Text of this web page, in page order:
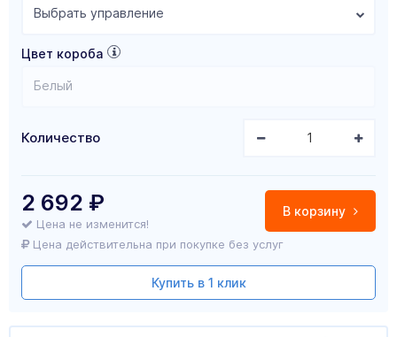
Выбрать управление
Цвет короба
Белый
Количество
В корзину
2 692 ₽
Цена не изменится!
Цена действительна при покупке без услуг
Купить в 1 клик